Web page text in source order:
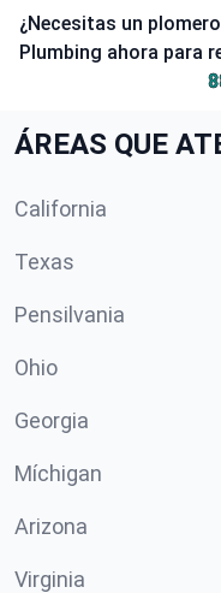
¿Necesitas un
Plumbing ahora para
ÁREAS QUE
California
Texas
Pensilvania
Ohio
Georgia
Míchigan
Arizona
Virginia